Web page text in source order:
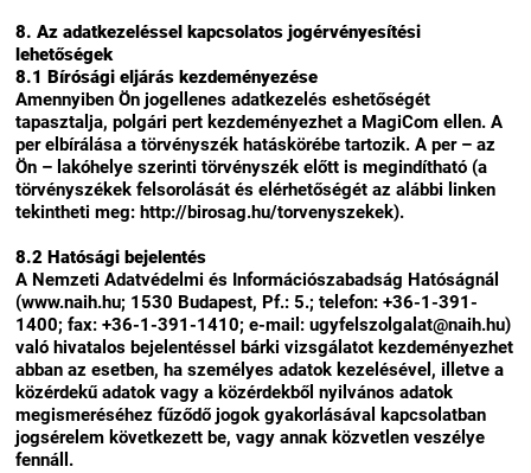
8. Az adatkezeléssel kapcsolatos jogérvényesítési
lehetőségek
8.1 Bírósági eljárás kezdeményezése
Amennyiben Ön jogellenes adatkezelés eshetőségét
tapasztalja, polgári pert kezdeményezhet a MagiCom ellen. A
per elbírálása a törvényszék hatáskörébe tartozik. A per – az
Ön – lakóhelye szerinti törvényszék előtt is megindítható (a
törvényszékek felsorolását és elérhetőségét az alábbi linken
tekintheti meg: http://birosag.hu/torvenyszekek).
8.2 Hatósági bejelentés
A Nemzeti Adatvédelmi és Információszabadság Hatóságnál
(www.naih.hu; 1530 Budapest, Pf.: 5.; telefon: +36-1-391-
1400; fax: +36-1-391-1410; e-mail: ugyfelszolgalat@naih.hu)
való hivatalos bejelentéssel bárki vizsgálatot kezdeményezhet
abban az esetben, ha személyes adatok kezelésével, illetve a
közérdekű adatok vagy a közérdekből nyilvános adatok
megismeréséhez fűződő jogok gyakorlásával kapcsolatban
jogsérelem következett be, vagy annak közvetlen veszélye
fennáll.